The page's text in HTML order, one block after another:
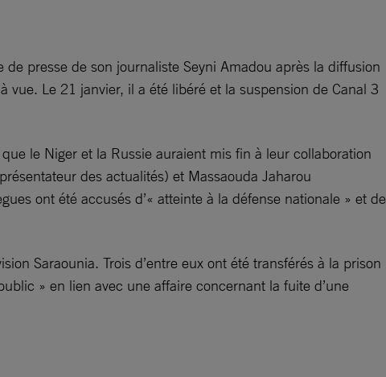
presse de son journaliste Seyni Amadou après la diffusion
Le 21 janvier, il a été libéré et la suspension de Canal 3
le Niger et la Russie auraient mis fin à leur collaboration
des actualités) et Massaouda Jaharou
ont été accusés d’« atteinte à la défense nationale » et de
Saraounia. Trois d’entre eux ont été transférés à la prison
» en lien avec une affaire concernant la fuite d’une